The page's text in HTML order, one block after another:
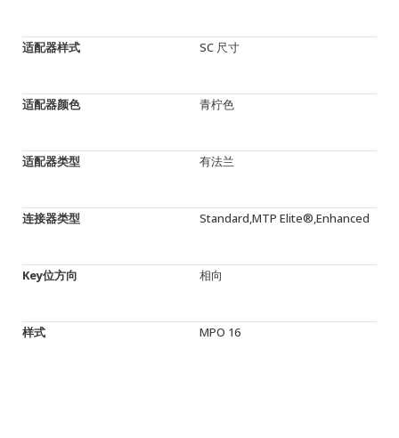
适配器样式 SC 尺寸
适配器颜色 青柠色
适配器类型 有法兰
连接器类型 Standard,MTP Elite®,Enhanced
Key位方向 相向
样式 MPO 16